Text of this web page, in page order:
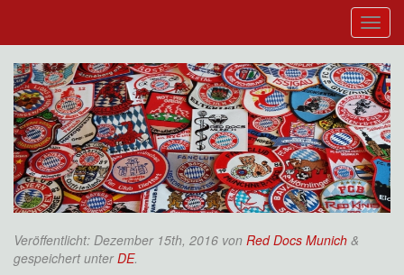
Veröffentlicht: Dezember 15th, 2016 von Red Docs Munich &
gespeichert unterDE.